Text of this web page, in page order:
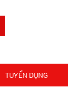
TUYỂN DỤNG